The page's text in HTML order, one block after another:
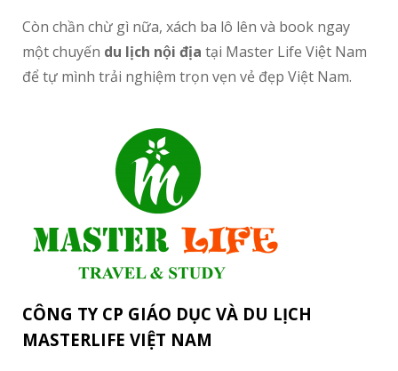
Còn chần chừ gì nữa, xách ba lô lên và book ngay
một chuyến du lịch nội địa tại Master Life Việt Nam
để tự mình trải nghiệm trọn vẹn vẻ đẹp Việt Nam.
CÔNG TY CP GIÁO DỤC VÀ DU LỊCH
MASTERLIFE VIỆT NAM